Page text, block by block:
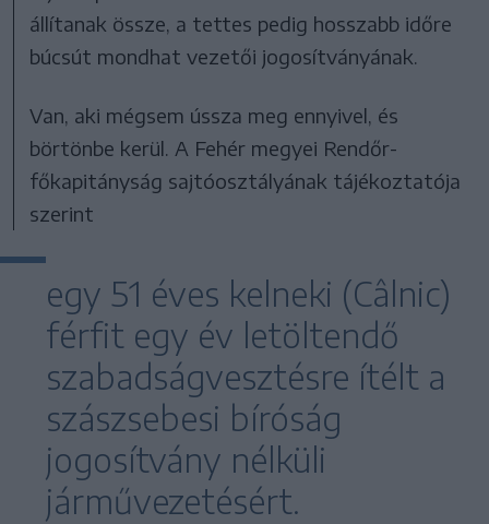
állítanak össze, a tettes pedig hosszabb időre
búcsút mondhat vezetői jogosítványának.
Van, aki mégsem ússza meg ennyivel, és
börtönbe kerül. A Fehér megyei Rendőr-
főkapitányság sajtóosztályának tájékoztatója
szerint
egy 51 éves kelneki (Câlnic)
férfit egy év letöltendő
szabadságvesztésre ítélt a
szászsebesi bíróság
jogosítvány nélküli
járművezetésért.